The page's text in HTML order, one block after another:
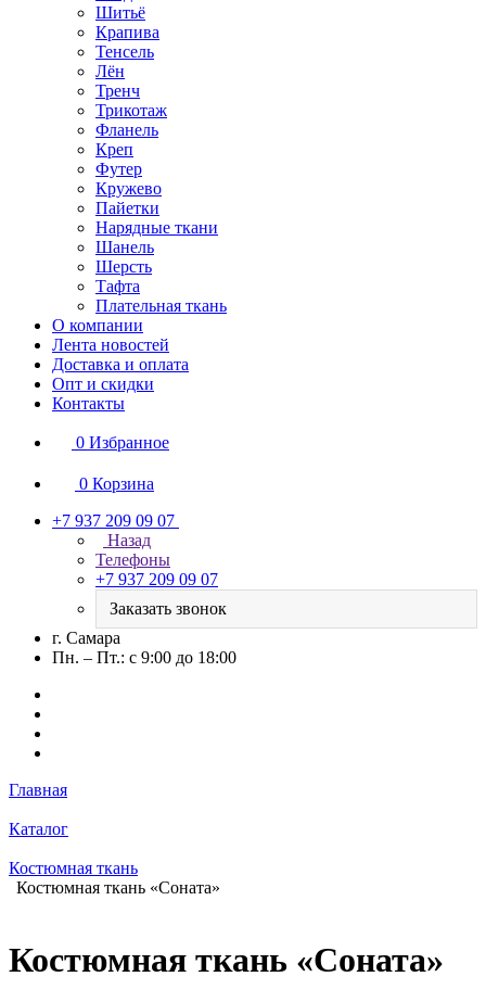
Шитьё
Крапива
Тенсель
Лён
Тренч
Трикотаж
Фланель
Креп
Футер
Кружево
Пайетки
Нарядные ткани
Шанель
Шерсть
Тафта
Плательная ткань
О компании
Лента новостей
Доставка и оплата
Опт и скидки
Контакты
0 Избранное
0 Корзина
+7 937 209 09 07
Назад
Телефоны
+7 937 209 09 07
Заказать звонок
г. Самара
Пн. – Пт.: с 9:00 до 18:00
Главная
Каталог
Костюмная ткань
Костюмная ткань «Соната»
Костюмная ткань «Соната»